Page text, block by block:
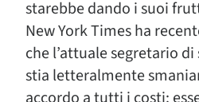
starebbe dando i suoi
New York Times ha
che l’attuale segretario
stia letteralmente